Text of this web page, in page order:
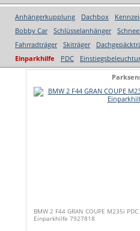
Anhängerkupplung Dachbox
Bobby Car
Schlüsselanhänger
Fahrradträger
Skiträger
Einparkhilfe
PDC
BMW 2 F44 GRAN COUPE M235i
Einparkhilfe 7927818